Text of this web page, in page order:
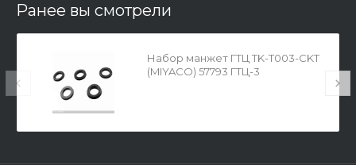
Ранее вы смотрели
Набор манжет ГТЦ TK-T003-CKT
(MIYACO) 57793 ГТЦ-3